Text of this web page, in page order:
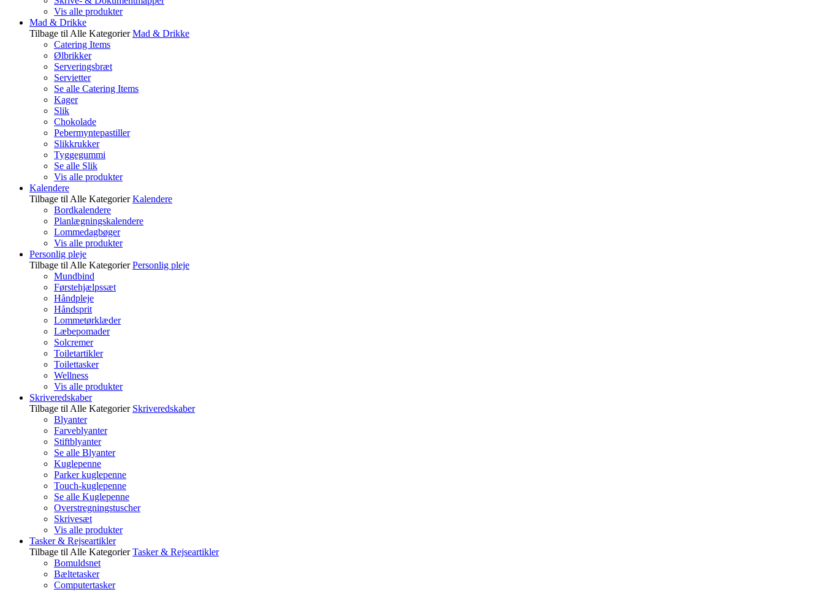
Vis alle produkter
Mad & Drikke
Tilbage til Alle Kategorier Mad & Drikke
Catering Items
Ølbrikker
Serveringsbræt
Servietter
Se alle Catering Items
Kager
Slik
Chokolade
Pebermyntepastiller
Slikkrukker
Tyggegummi
Se alle Slik
Vis alle produkter
Kalendere
Tilbage til Alle Kategorier Kalendere
Bordkalendere
Planlægningskalendere
Lommedagbøger
Vis alle produkter
Personlig pleje
Tilbage til Alle Kategorier Personlig pleje
Mundbind
Førstehjælpssæt
Håndpleje
Håndsprit
Lommetørklæder
Læbepomader
Solcremer
Toiletartikler
Toilettasker
Wellness
Vis alle produkter
Skriveredskaber
Tilbage til Alle Kategorier Skriveredskaber
Blyanter
Farveblyanter
Stiftblyanter
Se alle Blyanter
Kuglepenne
Parker kuglepenne
Touch-kuglepenne
Se alle Kuglepenne
Overstregningstuscher
Skrivesæt
Vis alle produkter
Tasker & Rejseartikler
Tilbage til Alle Kategorier Tasker & Rejseartikler
Bomuldsnet
Bæltetasker
Computertasker